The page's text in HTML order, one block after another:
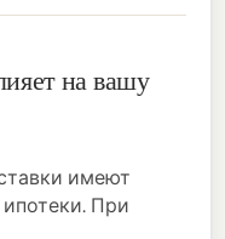
на вашу
имеют
При